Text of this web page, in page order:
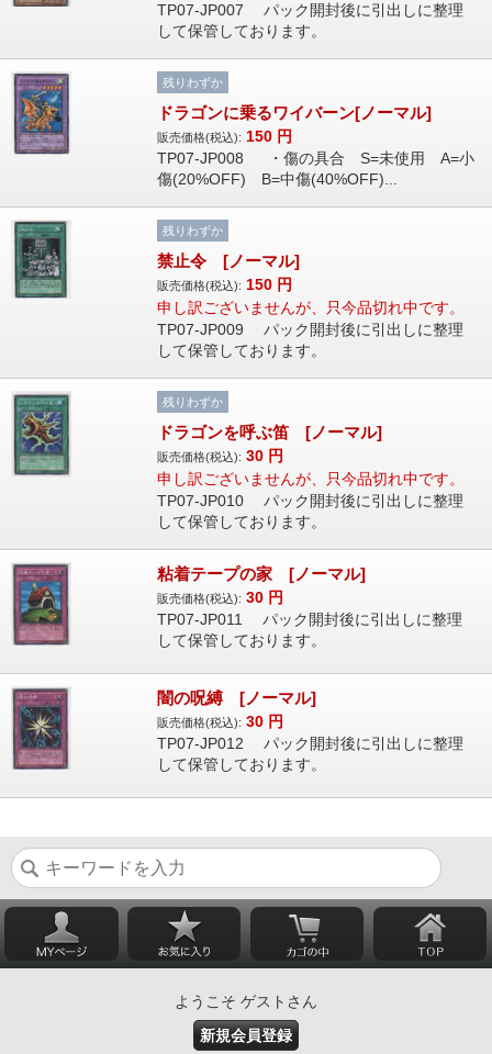
TP07-JP007 パック開封後に引出しに整理
して保管しております。
残りわずか
ドラゴンに乗るワイバーン[ノーマル]
販売価格(税込): 150 円
TP07-JP008 ・傷の具合 S=未使用 A=小
傷(20%OFF) B=中傷(40%OFF)...
残りわずか
禁止令 [ノーマル]
販売価格(税込): 150 円
申し訳ございませんが、只今品切れ中です。
TP07-JP009 パック開封後に引出しに整理
して保管しております。
残りわずか
ドラゴンを呼ぶ笛 [ノーマル]
販売価格(税込): 30 円
申し訳ございませんが、只今品切れ中です。
TP07-JP010 パック開封後に引出しに整理
して保管しております。
粘着テープの家 [ノーマル]
販売価格(税込): 30 円
TP07-JP011 パック開封後に引出しに整理
して保管しております。
闇の呪縛 [ノーマル]
販売価格(税込): 30 円
TP07-JP012 パック開封後に引出しに整理
して保管しております。
ようこそ ゲストさん
新規会員登録